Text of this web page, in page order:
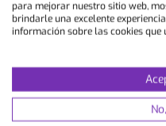
idiomas en un
ideal si desea utilizar
profesionalmente.
programa del curso.
francés directamente
reales y descubrir al
para mejorar nuestro sitio web,
brindarle una excelente
información sobre las cookies que